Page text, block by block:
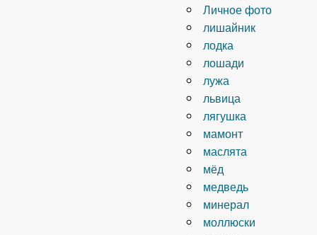
Личное фото
лишайник
лодка
лошади
лужа
львица
лягушка
мамонт
маслята
мёд
медведь
минерал
моллюски